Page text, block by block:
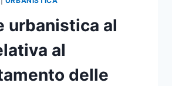
urbanistica al
al
delle